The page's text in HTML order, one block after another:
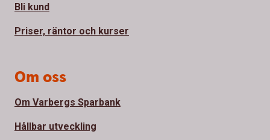
Bli kund
Priser, räntor och kurser
Om oss
Om Varbergs Sparbank
Hållbar utveckling